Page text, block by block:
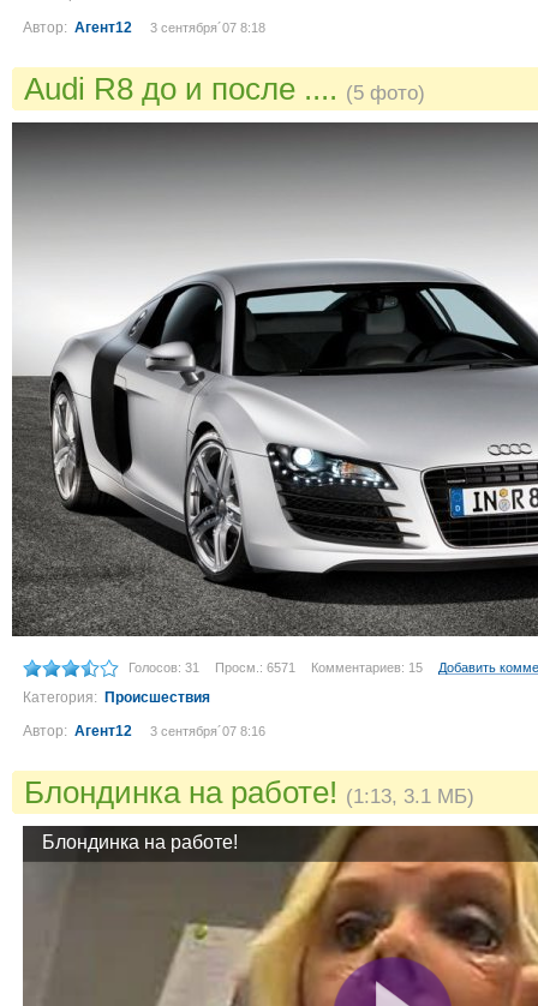
Автор: Агент12 3 сентября´07 8:18
Audi R8 до и после .... (5 фото)
Голосов: 31 Просм.: 6571 Комментариев: 15 Добавить
Категория: Происшествия
Автор: Агент12 3 сентября´07 8:16
Блондинка на работе! (1:13, 3.1 МБ)
Блондинка на работе!